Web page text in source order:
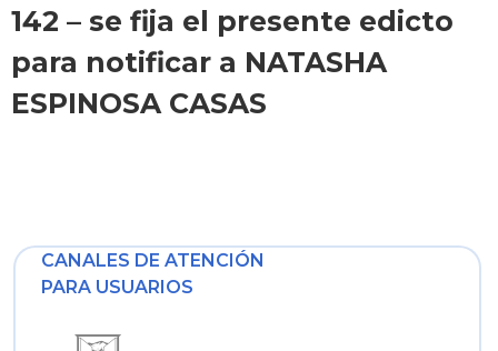
142 – se fija el presente edicto
para notificar a NATASHA
ESPINOSA CASAS
CANALES DE ATENCIÓN
PARA USUARIOS